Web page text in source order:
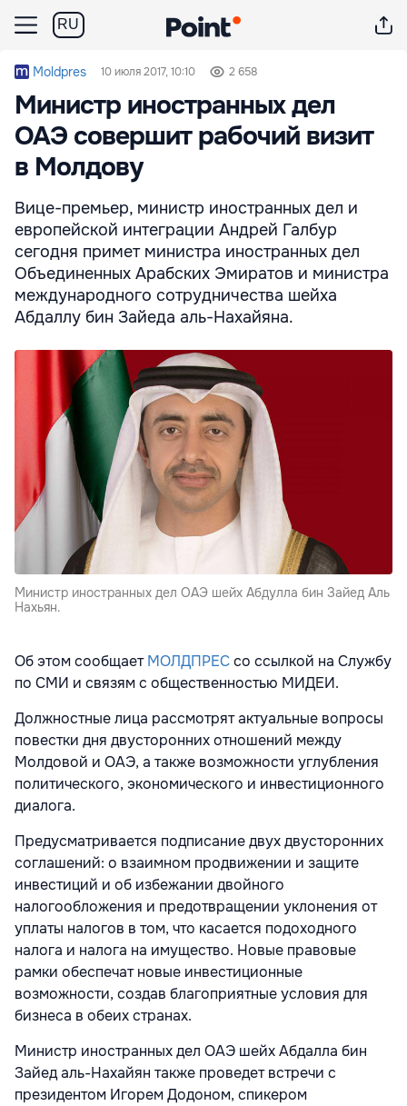
RU
Moldpres 10 июля 2017, 10:10 2 658
Министр иностранных дел
ОАЭ совершит рабочий визит
в Молдову
Вице-премьер, министр иностранных дел и
европейской интеграции Андрей Галбур
сегодня примет министра иностранных дел
Объединенных Арабских Эмиратов и министра
международного сотрудничества шейха
Абдаллу бин Зайеда аль-Нахайяна.
Министр иностранных дел ОАЭ шейх Абдулла бин Зайед Аль
Нахьян.
Об этом сообщаетМОЛДПРЕСсо ссылкой на Службу
по СМИ и связям с общественностью МИДЕИ.
Должностные лица рассмотрят актуальные вопросы
повестки дня двусторонних отношений между
Молдовой и ОАЭ, а также возможности углубления
политического, экономического и инвестиционного
диалога.
Предусматривается подписание двух двусторонних
соглашений: о взаимном продвижении и защите
инвестиций и об избежании двойного
налогообложения и предотвращении уклонения от
уплаты налогов в том, что касается подоходного
налога и налога на имущество. Новые правовые
рамки обеспечат новые инвестиционные
возможности, создав благоприятные условия для
бизнеса в обеих странах.
Министр иностранных дел ОАЭ шейх Абдалла бин
Зайед аль-Нахайян также проведет встречи с
президентом Игорем Додоном, спикером